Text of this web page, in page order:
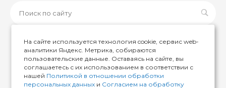
© 2026 ИМИР174, Все права защищены
На сайте используется технология cookie, сервис web-
аналитики Яндекс. Метрика, собираются
пользовательские данные. Оставаясь на сайте, вы
соглашаетесь с их использованием в соответствии с
нашей Политикой в отношении обработки
персональных данных и Согласием на обработку